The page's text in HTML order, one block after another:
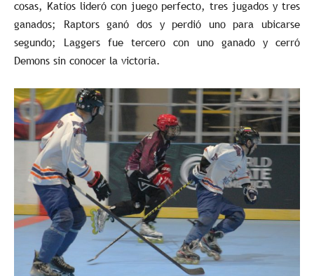
cosas, Katíos lideró con juego perfecto, tres jugados y tres
ganados; Raptors ganó dos y perdió uno para ubicarse
segundo; Laggers fue tercero con uno ganado y cerró
Demons sin conocer la victoria.